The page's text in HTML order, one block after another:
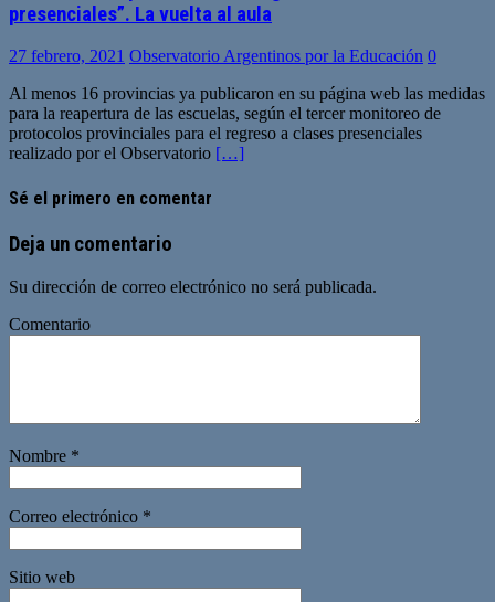
presenciales”. La vuelta al aula
27 febrero, 2021 Observatorio Argentinos por la Educación 0
Al menos 16 provincias ya publicaron en su página web las medidas
para la reapertura de las escuelas, según el tercer monitoreo de
protocolos provinciales para el regreso a clases presenciales
realizado por el Observatorio […]
Sé el primero en comentar
Deja un comentario
Su dirección de correo electrónico no será publicada.
Comentario
Nombre *
Correo electrónico *
Sitio web